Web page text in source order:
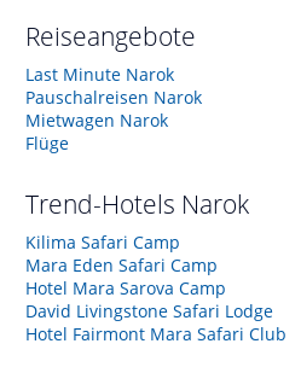
Reiseangebote
Last Minute Narok
Pauschalreisen Narok
Mietwagen Narok
Flüge
Trend-Hotels Narok
Kilima Safari Camp
Mara Eden Safari Camp
Hotel Mara Sarova Camp
David Livingstone Safari Lodge
Hotel Fairmont Mara Safari Club